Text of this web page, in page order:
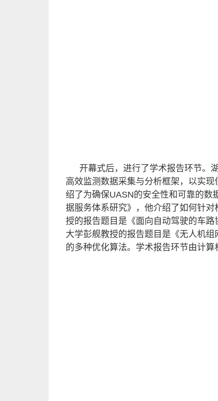
开幕式后，进行了学术报告环节。
高效监测数据采集与分析框架，以实
绍了为确保UASN的安全性和可靠的数
据服务体系研究》，他介绍了如何针
授的报告题目是《面向自动驾驶的车
大学彭舰教授的报告题目是《无人机
的多种优化算法。学术报告环节由计